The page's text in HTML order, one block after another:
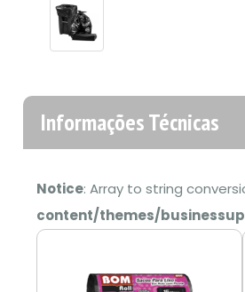
Informações Técnicas
Notice: Array to string
content/themes/